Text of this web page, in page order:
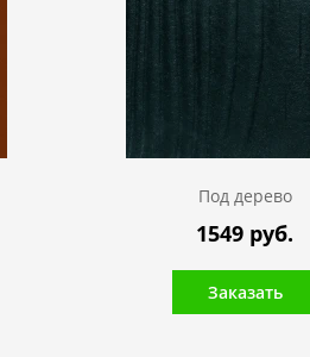
Под дерево
1549 руб.
Заказать